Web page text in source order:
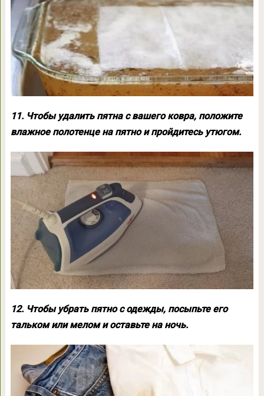
11. Чтобы удалить пятна с вашего ковра, положите
влажное полотенце на пятно и пройдитесь утюгом.
12. Чтобы убрать пятно с одежды, посыпьте его
тальком или мелом и оставьте на ночь.